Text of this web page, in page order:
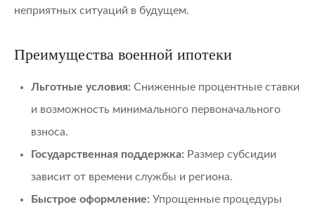
неприятных ситуаций в будущем.
Преимущества военной ипотеки
Льготные условия: Сниженные процентные ставки
и возможность минимального первоначального
взноса.
Государственная поддержка: Размер субсидии
зависит от времени службы и региона.
Быстрое оформление: Упрощенные процедуры